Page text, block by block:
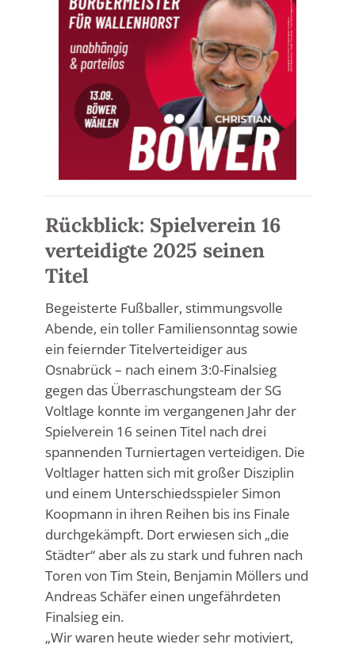
Rückblick: Spielverein 16
verteidigte 2025 seinen
Titel
Begeisterte Fußballer, stimmungsvolle
Abende, ein toller Familiensonntag sowie
ein feiernder Titelverteidiger aus
Osnabrück – nach einem 3:0-Finalsieg
gegen das Überraschungsteam der SG
Voltlage konnte im vergangenen Jahr der
Spielverein 16 seinen Titel nach drei
spannenden Turniertagen verteidigen. Die
Voltlager hatten sich mit großer Disziplin
und einem Unterschiedsspieler Simon
Koopmann in ihren Reihen bis ins Finale
durchgekämpft. Dort erwiesen sich „die
Städter“ aber als zu stark und fuhren nach
Toren von Tim Stein, Benjamin Möllers und
Andreas Schäfer einen ungefährdeten
Finalsieg ein.
„Wir waren heute wieder sehr motiviert,